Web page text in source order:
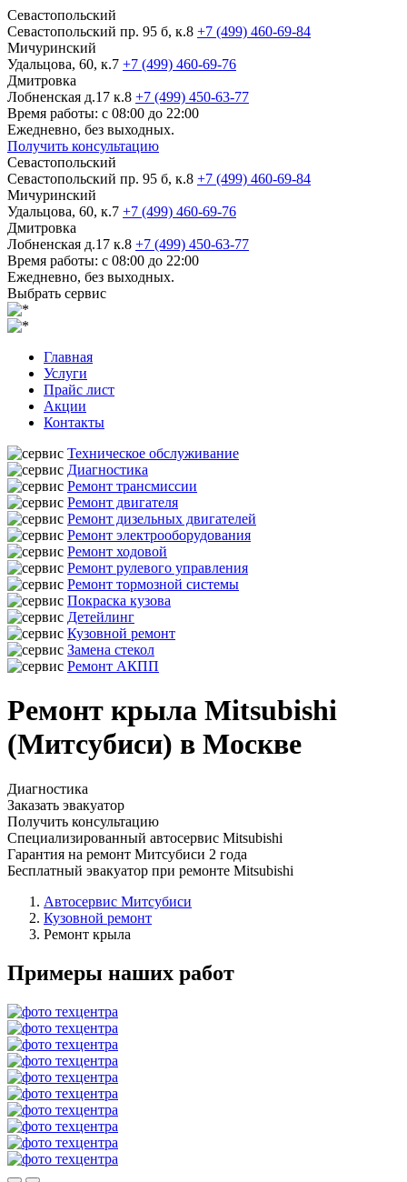
Севастопольский
Севастопольский пр. 95 б, к.8 +7 (499) 460-69-84
Мичуринский
Удальцова, 60, к.7 +7 (499) 460-69-76
Дмитровка
Лобненская д.17 к.8 +7 (499) 450-63-77
Время работы: с 08:00 до 22:00
Ежедневно, без выходных.
Получить консультацию
Севастопольский
Севастопольский пр. 95 б, к.8 +7 (499) 460-69-84
Мичуринский
Удальцова, 60, к.7 +7 (499) 460-69-76
Дмитровка
Лобненская д.17 к.8 +7 (499) 450-63-77
Время работы: с 08:00 до 22:00
Ежедневно, без выходных.
Выбрать сервис
Главная
Услуги
Прайс лист
Акции
Контакты
Техническое обслуживание
Диагностика
Ремонт трансмиссии
Ремонт двигателя
Ремонт дизельных двигателей
Ремонт электрооборудования
Ремонт ходовой
Ремонт рулевого управления
Ремонт тормозной системы
Покраска кузова
Детейлинг
Кузовной ремонт
Замена стекол
Ремонт АКПП
Ремонт крыла Mitsubishi
(Митсубиси) в Москве
Диагностика
Заказать эвакуатор
Получить консультацию
Специализированный автосервис Mitsubishi
Гарантия на ремонт Митсубиси 2 года
Бесплатный эвакуатор при ремонте Mitsubishi
Автосервис Митсубиси
Кузовной ремонт
Ремонт крыла
Примеры наших работ